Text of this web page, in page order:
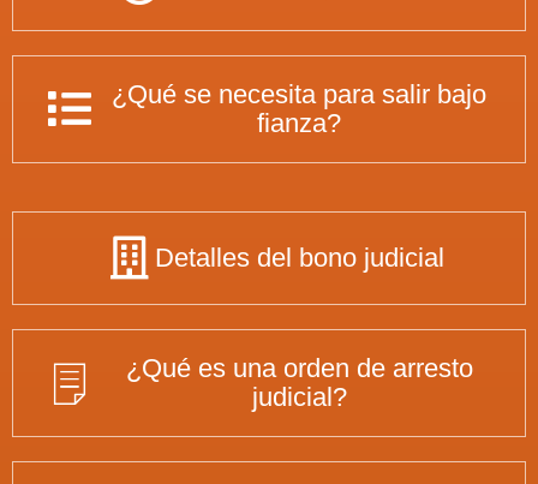
¿Qué se necesita para salir bajo
fianza?
Detalles del bono judicial
¿Qué es una orden de arresto
judicial?